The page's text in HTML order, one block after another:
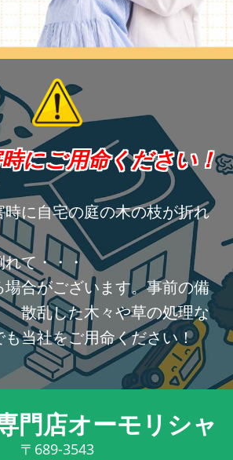
にご用命ください！
に自宅の庭の木の枝が折れ
れて・・・
合がございます。事前の備
散乱した木々や草の処理な
も当社をご用命ください！
門店オーモリシャ
〒689-3543